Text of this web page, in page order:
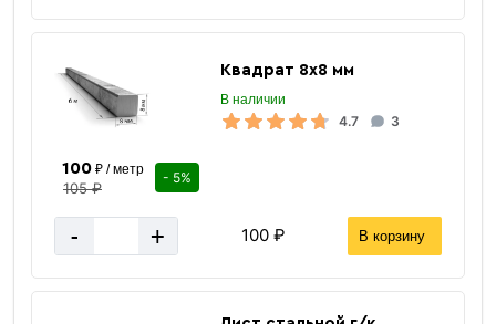
Квадрат 8х8 мм
В наличии
4.7 3
100₽ / метр
105 ₽
- 5%
- + 100 ₽ В корзину